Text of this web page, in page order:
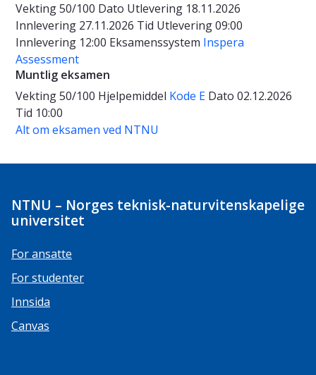
Vekting50/100 Dato Utlevering 18.11.2026
Innlevering 27.11.2026 Tid Utlevering 09:00
Innlevering 12:00 Eksamenssystem Inspera
Assessment
Muntlig eksamen
Vekting50/100 Hjelpemiddel Kode E Dato 02.12.2026
Tid 10:00
Alt om eksamen ved NTNU
NTNU – Norges teknisk-naturvitenskapelige
universitet
For ansatte
For studenter
Innsida
Canvas